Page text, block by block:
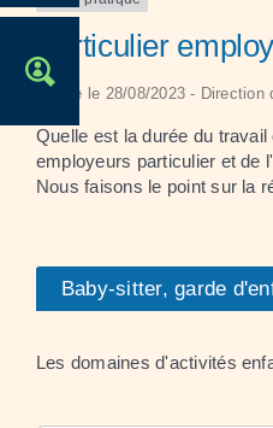
OFFRES D'EMPLOI
Particulier
Vérifié le 28/08/2023 -
Quelle est la durée du
employeurs particulier et de
Nous faisons le point sur la
Baby-sitter, garde
Les domaines d'activités